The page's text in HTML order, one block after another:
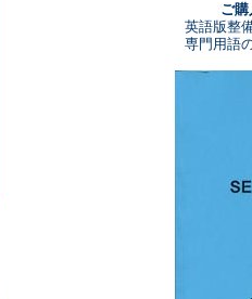
ご
英語版整
専門用語